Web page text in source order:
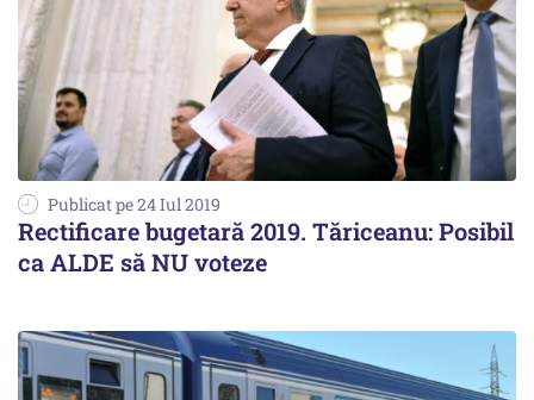
Publicat pe 24 Iul 2019
Rectificare bugetară 2019. Tăriceanu: Posibil
ca ALDE să NU voteze